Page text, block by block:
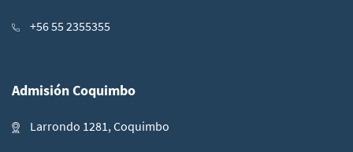
+56 55 2355355
Admisión Coquimbo
Larrondo 1281, Coquimbo